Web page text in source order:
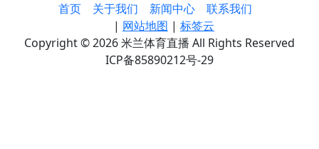
首页 关于我们 新闻中心
联系我们
| 网站地图 | 标签云
Copyright © 2026 米兰体育直播 All Rights Reserved
ICP备85890212号-29